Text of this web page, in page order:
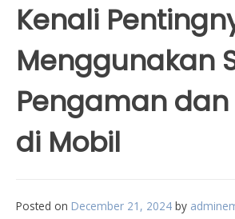
Kenali
Menggunakan
Pengaman
di Mobil
Posted on December 21, 2024 by